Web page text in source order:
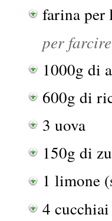
farina per
per
1000g di
600g di
3 uova
150g di
1 limone
4